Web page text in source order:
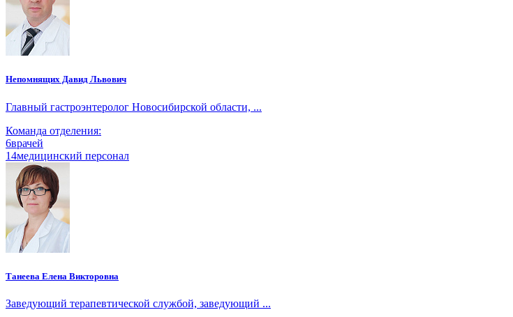
Непомнящих Давид Львович
Главный гастроэнтеролог Новосибирской области, ...
Команда отделения:
6врачей
14медицинский персонал
Танеева Елена Викторовна
Заведующий терапевтической службой, заведующий ...